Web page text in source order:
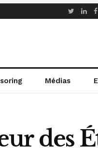
Médias
des